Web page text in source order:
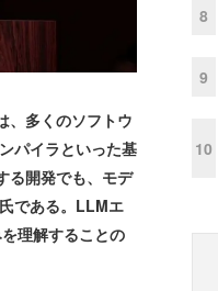
、多くのソフトウ
パイラといった基
る開発でも、モデ
である。LLMエ
理解することの
8
9
10